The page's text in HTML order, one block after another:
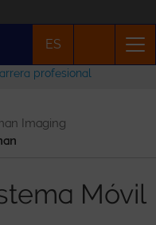
ES
profesional
Imaging
Móvil